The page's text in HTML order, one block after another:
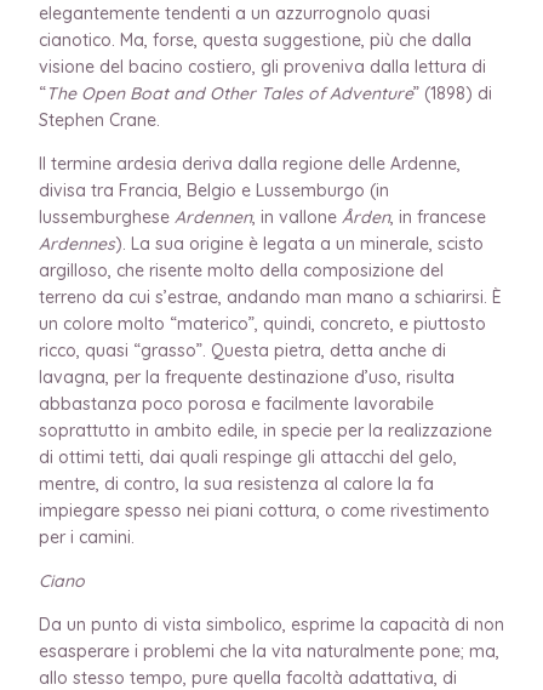
elegantemente tendenti a un azzurrognolo quasi
cianotico. Ma, forse, questa suggestione, più che dalla
visione del bacino costiero, gli proveniva dalla lettura di
“The Open Boat and Other Tales of Adventure” (1898) di
Stephen Crane.
Il termine ardesia deriva dalla regione delle Ardenne,
divisa tra Francia, Belgio e Lussemburgo (in
lussemburghese Ardennen, in vallone Ården, in francese
Ardennes). La sua origine è legata a un minerale, scisto
argilloso, che risente molto della composizione del
terreno da cui s’estrae, andando man mano a schiarirsi. È
un colore molto “materico”, quindi, concreto, e piuttosto
ricco, quasi “grasso”. Questa pietra, detta anche di
lavagna, per la frequente destinazione d’uso, risulta
abbastanza poco porosa e facilmente lavorabile
soprattutto in ambito edile, in specie per la realizzazione
di ottimi tetti, dai quali respinge gli attacchi del gelo,
mentre, di contro, la sua resistenza al calore la fa
impiegare spesso nei piani cottura, o come rivestimento
per i camini.
Ciano
Da un punto di vista simbolico, esprime la capacità di non
esasperare i problemi che la vita naturalmente pone; ma,
allo stesso tempo, pure quella facoltà adattativa, di